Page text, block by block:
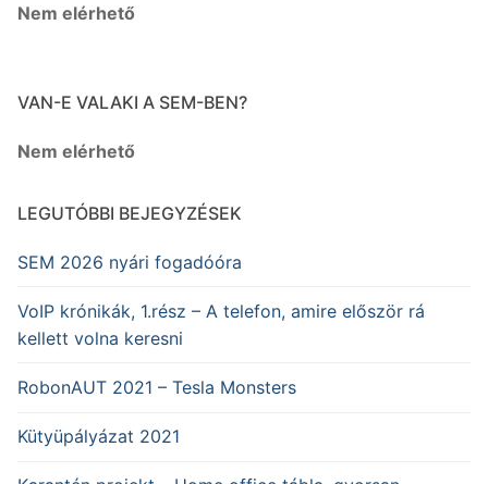
Nem elérhető
VAN-E VALAKI A SEM-BEN?
Nem elérhető
LEGUTÓBBI BEJEGYZÉSEK
SEM 2026 nyári fogadóóra
VoIP krónikák, 1.rész – A telefon, amire először rá
kellett volna keresni
RobonAUT 2021 – Tesla Monsters
Kütyüpályázat 2021